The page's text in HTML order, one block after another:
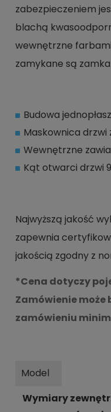
zabezpieczeniem
blachą
wewnętrzne
zamykane są
Budowa
Maskownica
Wewnętrzne
Kąt otwarci drzwi
Najwyższą jakość
zapewnia
jakością zgodny z
*Cena dotyczy
Zamówienie może
zamówieniu
Model
Wymiary